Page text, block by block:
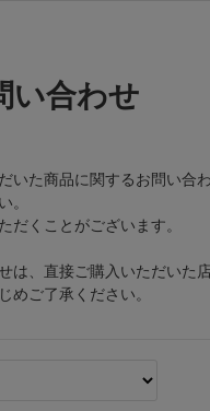
い合わせ
た商品に関するお問い合
。
くことがございます。
は、直接ご購入いただいた
ご了承ください。